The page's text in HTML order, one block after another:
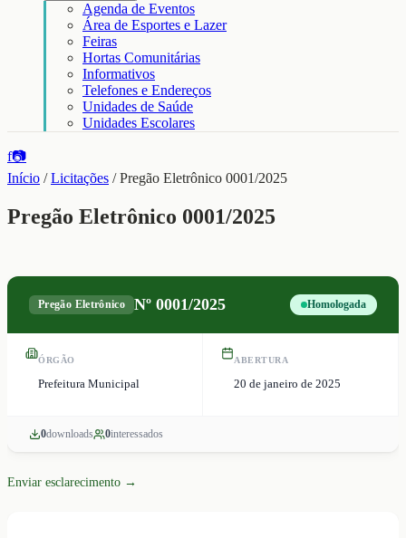
Agenda de Eventos
Área de Esportes e Lazer
Feiras
Hortas Comunitárias
Informativos
Telefones e Endereços
Unidades de Saúde
Unidades Escolares
f📷
Início /Licitações /Pregão Eletrônico 0001/2025
Pregão Eletrônico 0001/2025
Pregão Eletrônico Nº0001/2025 Homologada
ÓRGÃO
Prefeitura Municipal
ABERTURA
20 de janeiro de 2025
0downloads 0interessados
Enviar esclarecimento →